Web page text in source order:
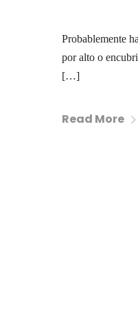
Probablemente
por alto o
[…]
Read More